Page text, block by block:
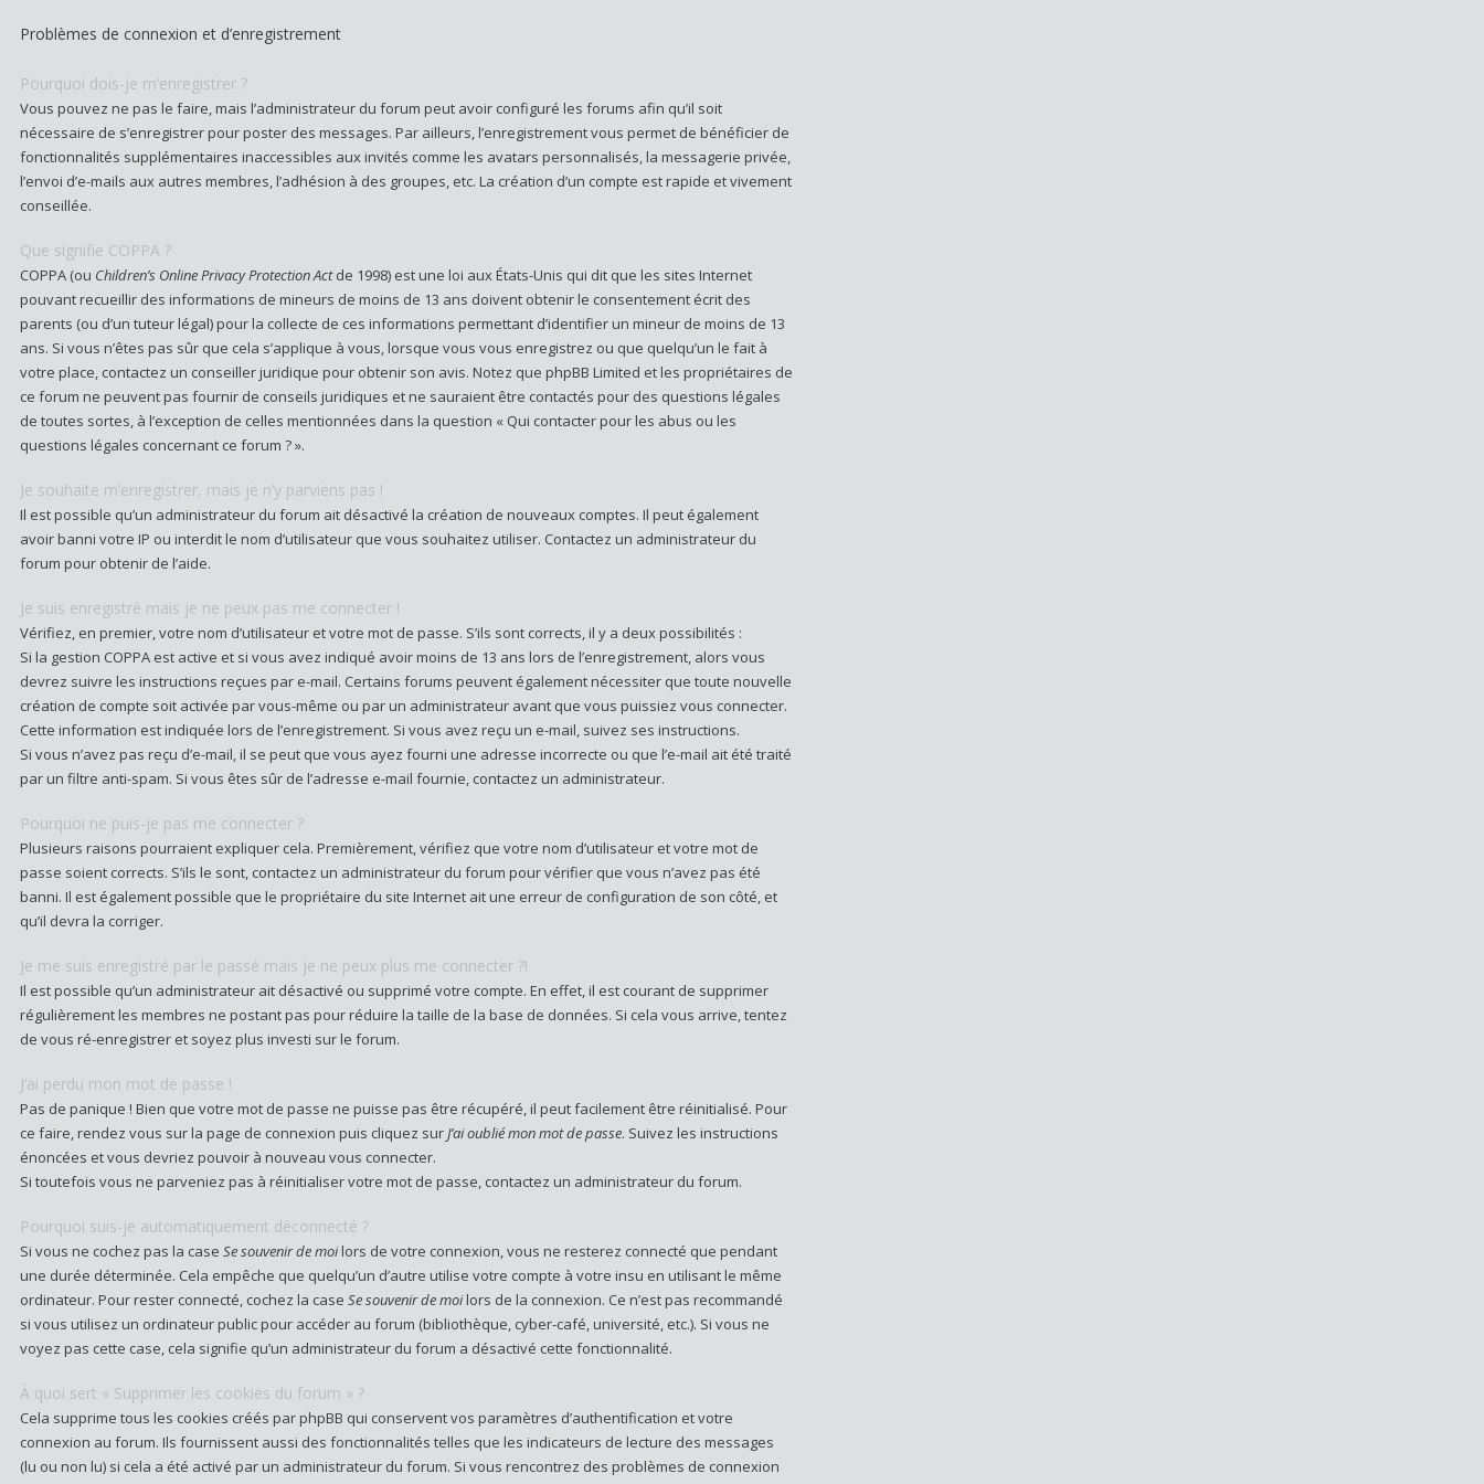
Problèmes de connexion et d’enregistrement
Pourquoi dois-je m’enregistrer ?
Vous pouvez ne pas le faire, mais l’administrateur du forum peut avoir configuré les forums afin qu’il soit
nécessaire de s’enregistrer pour poster des messages. Par ailleurs, l’enregistrement vous permet de bénéficier de
fonctionnalités supplémentaires inaccessibles aux invités comme les avatars personnalisés, la messagerie privée,
l’envoi d’e-mails aux autres membres, l’adhésion à des groupes, etc. La création d’un compte est rapide et vivement
conseillée.
Que signifie COPPA ?
COPPA (ou Children’s Online Privacy Protection Actde 1998) est une loi aux États-Unis qui dit que les sites Internet
pouvant recueillir des informations de mineurs de moins de 13 ans doivent obtenir le consentement écrit des
parents (ou d’un tuteur légal) pour la collecte de ces informations permettant d’identifier un mineur de moins de 13
ans. Si vous n’êtes pas sûr que cela s’applique à vous, lorsque vous vous enregistrez ou que quelqu’un le fait à
votre place, contactez un conseiller juridique pour obtenir son avis. Notez que phpBB Limited et les propriétaires de
ce forum ne peuvent pas fournir de conseils juridiques et ne sauraient être contactés pour des questions légales
de toutes sortes, à l’exception de celles mentionnées dans la question « Qui contacter pour les abus ou les
questions légales concernant ce forum ? ».
Je souhaite m’enregistrer, mais je n’y parviens pas !
Il est possible qu’un administrateur du forum ait désactivé la création de nouveaux comptes. Il peut également
avoir banni votre IP ou interdit le nom d’utilisateur que vous souhaitez utiliser. Contactez un administrateur du
forum pour obtenir de l’aide.
Je suis enregistré mais je ne peux pas me connecter !
Vérifiez, en premier, votre nom d’utilisateur et votre mot de passe. S’ils sont corrects, il y a deux possibilités :
Si la gestion COPPA est active et si vous avez indiqué avoir moins de 13 ans lors de l’enregistrement, alors vous
devrez suivre les instructions reçues par e-mail. Certains forums peuvent également nécessiter que toute nouvelle
création de compte soit activée par vous-même ou par un administrateur avant que vous puissiez vous connecter.
Cette information est indiquée lors de l’enregistrement. Si vous avez reçu un e-mail, suivez ses instructions.
Si vous n’avez pas reçu d’e-mail, il se peut que vous ayez fourni une adresse incorrecte ou que l’e-mail ait été traité
par un filtre anti-spam. Si vous êtes sûr de l’adresse e-mail fournie, contactez un administrateur.
Pourquoi ne puis-je pas me connecter ?
Plusieurs raisons pourraient expliquer cela. Premièrement, vérifiez que votre nom d’utilisateur et votre mot de
passe soient corrects. S’ils le sont, contactez un administrateur du forum pour vérifier que vous n’avez pas été
banni. Il est également possible que le propriétaire du site Internet ait une erreur de configuration de son côté, et
qu’il devra la corriger.
Je me suis enregistré par le passé mais je ne peux plus me connecter ?!
Il est possible qu’un administrateur ait désactivé ou supprimé votre compte. En effet, il est courant de supprimer
régulièrement les membres ne postant pas pour réduire la taille de la base de données. Si cela vous arrive, tentez
de vous ré-enregistrer et soyez plus investi sur le forum.
J’ai perdu mon mot de passe !
Pas de panique ! Bien que votre mot de passe ne puisse pas être récupéré, il peut facilement être réinitialisé. Pour
ce faire, rendez vous sur la page de connexion puis cliquez surJ’ai oublié mon mot de passe. Suivez les instructions
énoncées et vous devriez pouvoir à nouveau vous connecter.
Si toutefois vous ne parveniez pas à réinitialiser votre mot de passe, contactez un administrateur du forum.
Pourquoi suis-je automatiquement déconnecté ?
Si vous ne cochez pas la case Se souvenir de moilors de votre connexion, vous ne resterez connecté que pendant
une durée déterminée. Cela empêche que quelqu’un d’autre utilise votre compte à votre insu en utilisant le même
ordinateur. Pour rester connecté, cochez la case Se souvenir de moilors de la connexion. Ce n’est pas recommandé
si vous utilisez un ordinateur public pour accéder au forum (bibliothèque, cyber-café, université, etc.). Si vous ne
voyez pas cette case, cela signifie qu’un administrateur du forum a désactivé cette fonctionnalité.
À quoi sert « Supprimer les cookies du forum » ?
Cela supprime tous les cookies créés par phpBB qui conservent vos paramètres d’authentification et votre
connexion au forum. Ils fournissent aussi des fonctionnalités telles que les indicateurs de lecture des messages
(lu ou non lu) si cela a été activé par un administrateur du forum. Si vous rencontrez des problèmes de connexion